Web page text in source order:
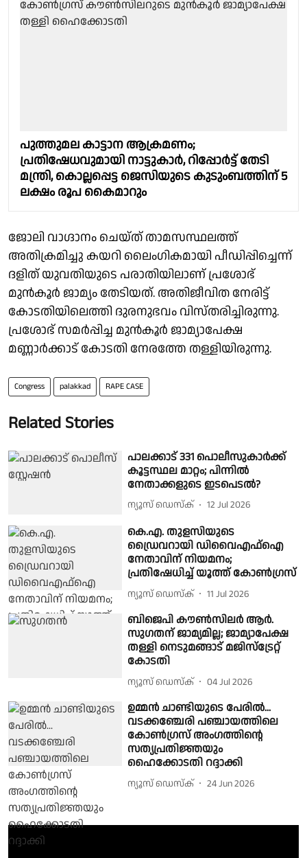
പുത്തുമല കാട്ടാന ആക്രമണം;
പ്രതിഷേധവുമായി നാട്ടുകാർ, റിപ്പോർട്ട് തേടി
മന്ത്രി, കൊല്ലപ്പെട്ട ജെസിയുടെ കുടുംബത്തിന് 5
ലക്ഷം രൂപ കൈമാറും
ജോലി വാഗ്ദാനം ചെയ്ത് താമസസ്ഥലത്ത്
അതിക്രമിച്ചു കയറി ലൈംഗികമായി പീഡിപ്പിച്ചെന്ന്
ദളിത് യുവതിയുടെ പരാതിയിലാണ് പ്രശോഭ്
മുൻകൂർ ജാമ്യം തേടിയത്. അതിജീവിത നേരിട്ട്
കോടതിയിലെത്തി ദുരനുഭവം വിസ്തരിച്ചിരുന്നു.
പ്രശോഭ് സമർപ്പിച്ച മുൻകൂർ ജാമ്യാപേക്ഷ
മണ്ണാർക്കാട് കോടതി നേരത്തേ തള്ളിയിരുന്നു.
Congress palakkad RAPE CASE
Related Stories
പാലക്കാട് 331 പൊലീസുകാർക്ക്
കൂട്ടസ്ഥല മാറ്റം; പിന്നിൽ
നേതാക്കളുടെ ഇടപെടൽ?
ന്യൂസ് ഡെസ്ക് 12 Jul 2026
കെ.എ. തുളസിയുടെ
ഡ്രൈവറായി ഡിവൈഎഫ്ഐ
നേതാവിന് നിയമനം;
പ്രതിഷേധിച്ച് യൂത്ത് കോൺഗ്രസ്
ന്യൂസ് ഡെസ്ക് 11 Jul 2026
ബിജെപി കൗൺസിലർ ആർ.
സുഗതന് ജാമ്യമില്ല; ജാമ്യാപേക്ഷ
തള്ളി നെടുമങ്ങാട് മജിസ്ട്രേറ്റ്
കോടതി
ന്യൂസ് ഡെസ്ക് 04 Jul 2026
ഉമ്മന്‍ ചാണ്ടിയുടെ പേരില്‍...
വടക്കഞ്ചേരി പഞ്ചായത്തിലെ
കോൺഗ്രസ് അംഗത്തിന്റെ
സത്യപ്രതിജ്ഞയും
ഹൈക്കോടതി റദ്ദാക്കി
ന്യൂസ് ഡെസ്ക് 24 Jun 2026